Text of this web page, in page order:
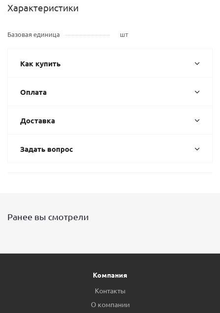
Характеристики
Базовая единица шт
Как купить
Оплата
Доставка
Задать вопрос
Ранее вы смотрели
Компания
Контакты
О компании